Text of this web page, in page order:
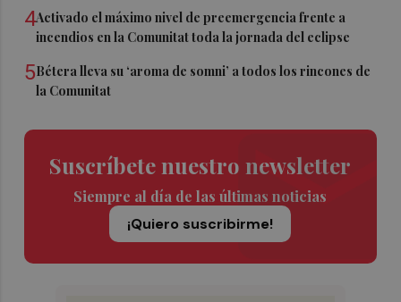
4Activado el máximo nivel de preemergencia frente a
incendios en la Comunitat toda la jornada del eclipse
5Bétera lleva su ‘aroma de somni’ a todos los rincones de
la Comunitat
Suscríbete nuestro newsletter
Siempre al día de las últimas noticias
¡Quiero suscribirme!